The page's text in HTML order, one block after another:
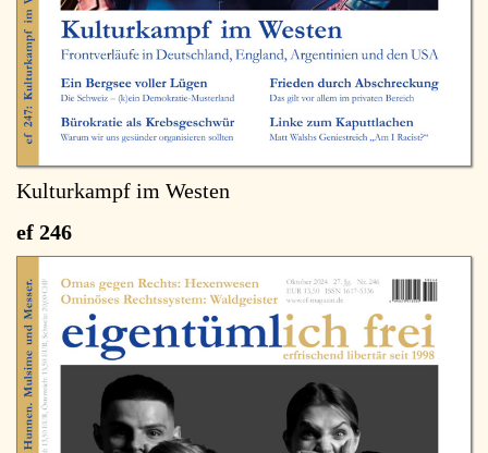
Kulturkampf im Westen
ef 246